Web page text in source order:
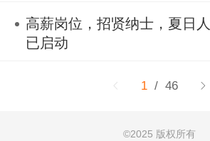
高薪岗位，招贤纳士，夏日
已启动
1 / 46
©2025 版权所有